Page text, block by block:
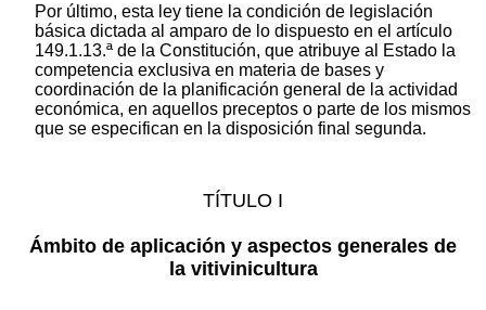
Por último, esta ley tiene la condición de legislación
básica dictada al amparo de lo dispuesto en el artículo
149.1.13.ª de la Constitución, que atribuye al Estado la
competencia exclusiva en materia de bases y
coordinación de la planificación general de la actividad
económica, en aquellos preceptos o parte de los mismos
que se especifican en la disposición final segunda.
TÍTULO I
Ámbito de aplicación y aspectos generales de
la vitivinicultura